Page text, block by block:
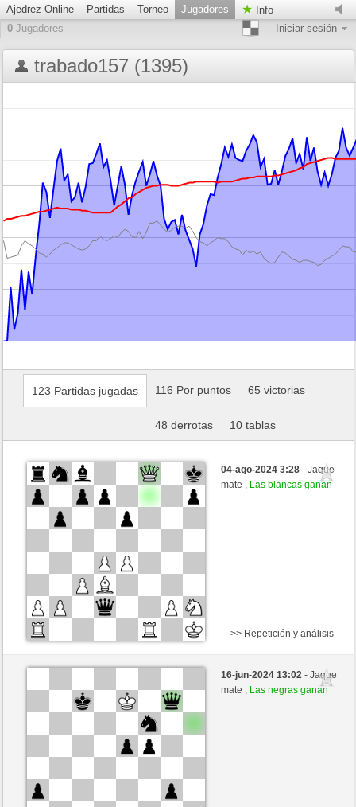
Ajedrez-Online Partidas Torneo Jugadores
Info
0 Jugadores Iniciar sesión
trabado157 (1395)
123 Partidas jugadas 116 Por puntos 65 victorias
48 derrotas 10 tablas
04-ago-2024 3:28- Jaque
mate , Las blancas ganan
Negras
matrix369369 (1200) (-25)
Tiempo: 18 minutes/side + 13 seconds/move
Esta partida es por puntos
>> Repetición y análisis
16-jun-2024 13:02- Jaque
mate , Las negras ganan